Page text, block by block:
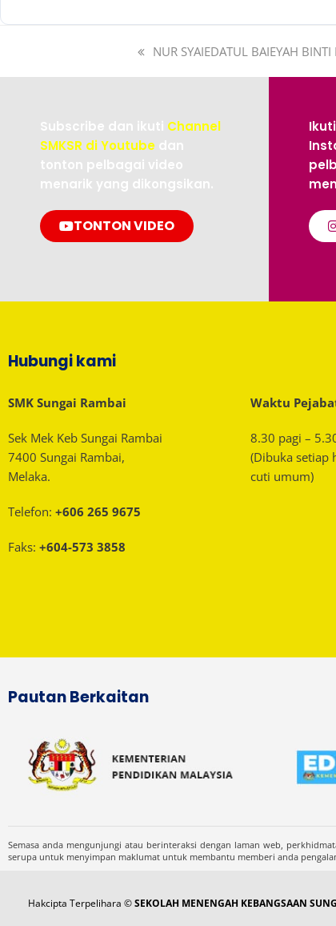
NUR SYAIEDATUL BAIEYAH
Subscribe dan ikuti Channel
SMKSR di Youtube dan
tonton pelbagai video
menarik yang dikongsikan.
TONTON VIDEO
Ikuti
Hubungi kami
SMK Sungai Rambai
Sek Mek Keb Sungai Rambai
7400 Sungai Rambai,
Melaka.
Telefon: +606 265 9675
Faks: +604-573 3858
Waktu
8.30 pagi –
(Dibuka setiap
cuti umum)
Pautan Berkaitan
Semasa anda mengunjungi atau berinteraksi dengan laman web,
serupa untuk menyimpan maklumat untuk membantu memberi anda
Hakcipta Terpelihara ©SEKOLAH MENENGAH KEBANGSAAN